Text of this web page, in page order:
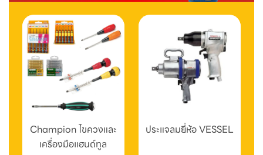
Champion ไขควงและ
เครื่องมือแฮนด์ทูล
ประแจลมยี่ห้อ VESSEL